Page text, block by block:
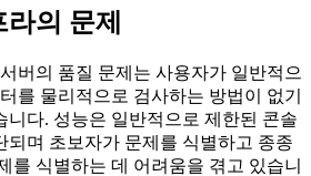
의 문제
버의 품질 문제는 사용자가 일반적으
를 물리적으로 검사하는 방법이 없기
니다. 성능은 일반적으로 제한된 콘솔
되며 초보자가 문제를 식별하고 종종
를 식별하는 데 어려움을 겪고 있습니